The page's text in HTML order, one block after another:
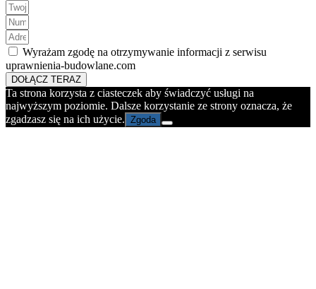
Wyrażam zgodę na otrzymywanie informacji z serwisu
uprawnienia-budowlane.com
DOŁĄCZ TERAZ
Ta strona korzysta z ciasteczek aby świadczyć usługi na
najwyższym poziomie. Dalsze korzystanie ze strony oznacza, że
zgadzasz się na ich użycie. Zgoda